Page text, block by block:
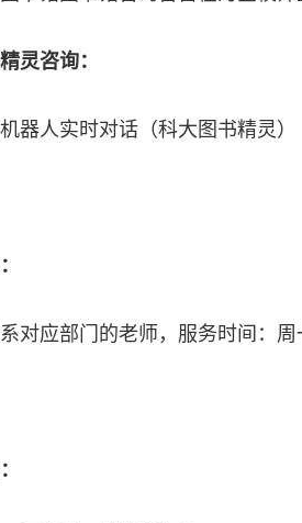
灵咨询：
器人实时对话（科大图书精灵）
对应部门的老师，服务时间：周